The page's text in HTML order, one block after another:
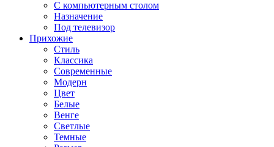
С компьютерным столом
Назначение
Под телевизор
Прихожие
Стиль
Классика
Современные
Модерн
Цвет
Белые
Венге
Светлые
Темные